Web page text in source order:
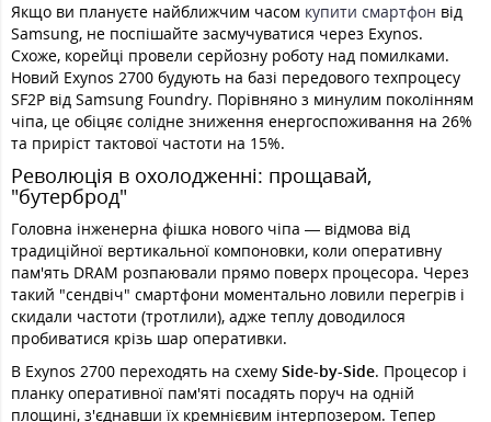
Якщо ви плануєте найближчим часом купити смартфон від
Samsung, не поспішайте засмучуватися через Exynos.
Схоже, корейці провели серйозну роботу над помилками.
Новий Exynos 2700 будують на базі передового техпроцесу
SF2P від Samsung Foundry. Порівняно з минулим поколінням
чіпа, це обіцяє солідне зниження енергоспоживання на 26%
та приріст тактової частоти на 15%.
Революція в охолодженні: прощавай,
"бутерброд"
Головна інженерна фішка нового чіпа — відмова від
традиційної вертикальної компоновки, коли оперативну
пам'ять DRAM розпаювали прямо поверх процесора. Через
такий "сендвіч" смартфони моментально ловили перегрів і
скидали частоти (тротлили), адже теплу доводилося
пробиватися крізь шар оперативки.
В Exynos 2700 переходять на схему Side-by-Side. Процесор і
планку оперативної пам'яті посадять поруч на одній
площині, з'єднавши їх кремнієвим інтерпозером. Тепер